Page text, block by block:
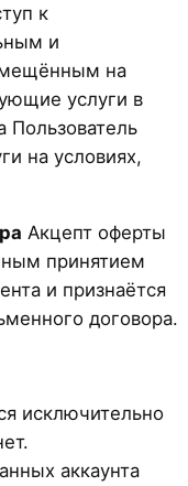
к
и
на
услуги в
Пользователь
на условиях,
Акцепт оферты
принятием
и признаётся
договора.
исключительно
аккаунта